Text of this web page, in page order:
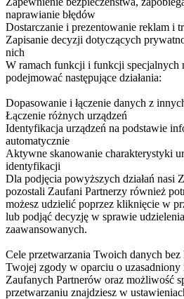
naprawianie błędów
Dostarczanie i prezentowanie reklam i
Zapisanie decyzji dotyczących
nich
W ramach funkcji i funkcji specjalnych
podejmować następujące działania:
Dopasowanie i łączenie danych z
Łączenie różnych urządzeń
Identyfikacja urządzeń na podstawie
automatycznie
Aktywne skanowanie charakterystyki
identyfikacji
Dla podjęcia powyższych działań nasi
pozostali Zaufani Partnerzy również
możesz udzielić poprzez kliknięcie w
lub podjąć decyzję w sprawie
zaawansowanych.
Cele przetwarzania Twoich danych
Twojej zgody w oparciu o uzasadniony
Zaufanych Partnerów oraz możliwość
przetwarzaniu znajdziesz w